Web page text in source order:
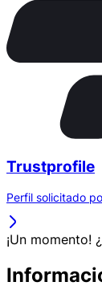
Trustprofile
Perfil solicitado
¡Un momento!